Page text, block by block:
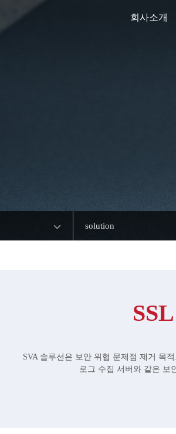
회사소개
solution
SVA 솔루션은 보안 위협 문제점 제거 목
로그 수집 서버와 같은 보